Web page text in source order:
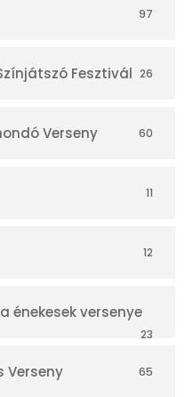
97
Fesztivál 26
Verseny 60
11
12
énekesek versenye
23
Verseny 65